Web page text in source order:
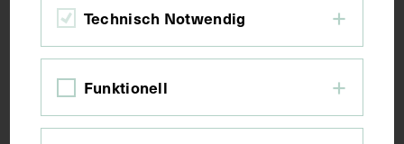
Anatomie
Technisch Notwendig
Funktionell